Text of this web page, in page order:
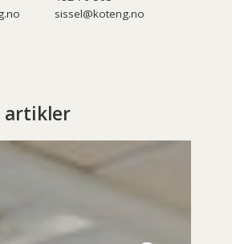
sissel@koteng.no
artikler